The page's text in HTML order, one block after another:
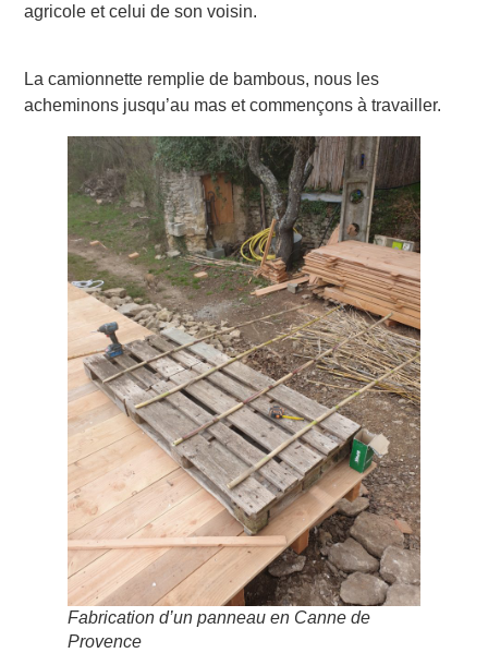
agricole et celui de son voisin.
La camionnette remplie de bambous, nous les
acheminons jusqu’au mas et commençons à travailler.
Fabrication d’un panneau en Canne de
Provence